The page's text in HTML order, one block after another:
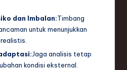
dan Imbalan:Timbang
untuk menunjukkan
Jaga analisis tetap
kondisi eksternal.